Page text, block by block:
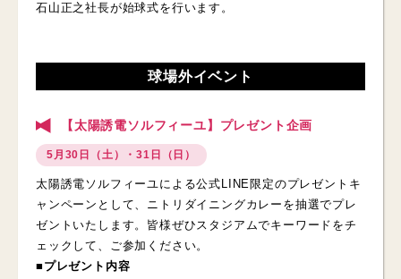
石山正之社長が始球式を行います。
球場外イベント
【太陽誘電ソルフィーユ】プレゼント企画
5月30日（土）・31日（日）
太陽誘電ソルフィーユによる公式LINE限定のプレゼントキ
ャンペーンとして、ニトリダイニングカレーを抽選でプレ
ゼントいたします。皆様ぜひスタジアムでキーワードをチ
ェックして、ご参加ください。
■プレゼント内容